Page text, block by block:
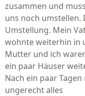
zusammen und
uns noch umstellen.
Umstellung. Mein
wohnte weiterhin in
Mutter und ich
ein paar Häuser
Nach ein paar
ungerecht alles